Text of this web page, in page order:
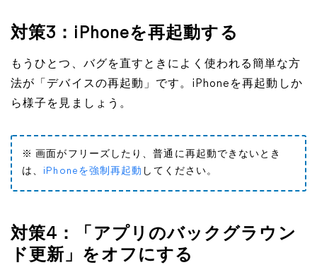
対策3：iPhoneを再起動する
もうひとつ、バグを直すときによく使われる簡単な方
法が「デバイスの再起動」です。iPhoneを再起動しか
ら様子を見ましょう。
※ 画面がフリーズしたり、普通に再起動できないとき
は、 iPhoneを強制再起動 してください。
対策4：「アプリのバックグラウン
ド更新」をオフにする